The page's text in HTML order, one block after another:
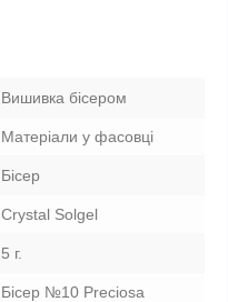
Вишивка бісером
Матеріали у фасовці
Бісер
Crystal Solgel
5 г.
Бісер №10 Preciosa